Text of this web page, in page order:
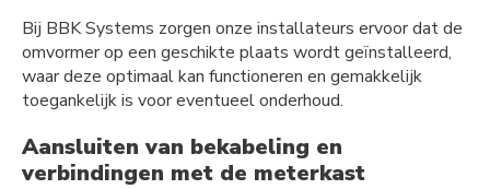
Bij BBK Systems zorgen onze installateurs ervoor dat de
omvormer op een geschikte plaats wordt geïnstalleerd,
waar deze optimaal kan functioneren en gemakkelijk
toegankelijk is voor eventueel onderhoud.
Aansluiten van bekabeling en
verbindingen met de meterkast